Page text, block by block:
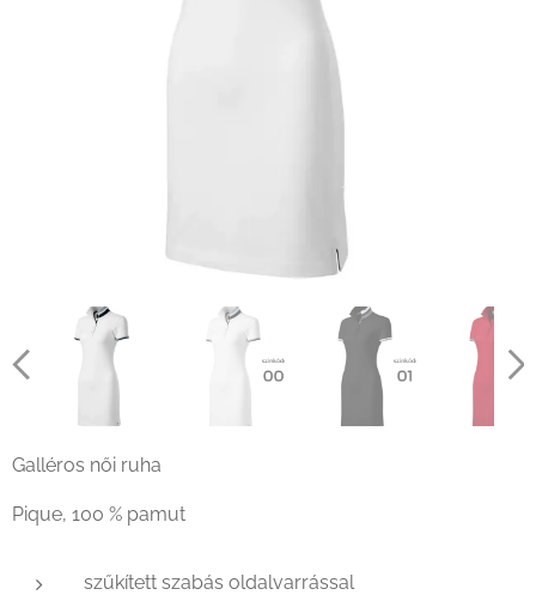
Galléros női ruha
Pique, 100 % pamut
szűkített szabás oldalvarrással